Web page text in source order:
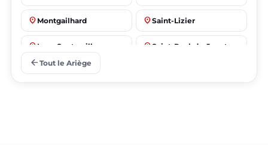
place Montgailhard place Saint-Lizier
place Lorp-Sentaraille place Saint-Paul-de-Jarrat
arrow_back Tout le Ariège